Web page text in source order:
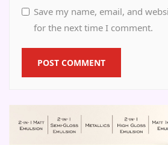
Save my name, email, and
for the next time I comment.